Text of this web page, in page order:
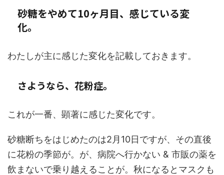
砂糖をやめて10ヶ月目、感じている変
化。
わたしが主に感じた変化を記載しておきます。
さようなら、花粉症。
これが一番、顕著に感じた変化です。
砂糖断ちをはじめたのは2月10日ですが、その直後
に花粉の季節が。が、病院へ行かない & 市販の薬を
飲まないで乗り越えることが。秋になるとマスクも